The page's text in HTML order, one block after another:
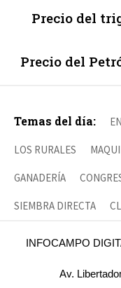
Precio del
Precio del
Temas del día:
LOS RURALES
GANADERÍA
SIEMBRA DIRECTA
INFOCAMPO
Av.